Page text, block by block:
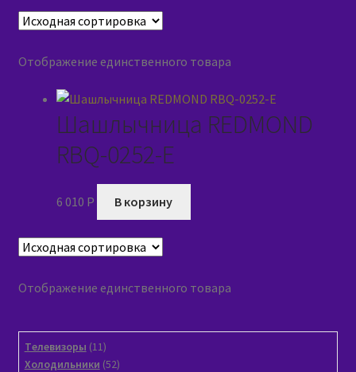
Отображение единственного товара
Шашлычница REDMOND
RBQ-0252-E
6 010 P В корзину
Отображение единственного товара
Tелевизоры 1111
товаров
Xолодильники 5252